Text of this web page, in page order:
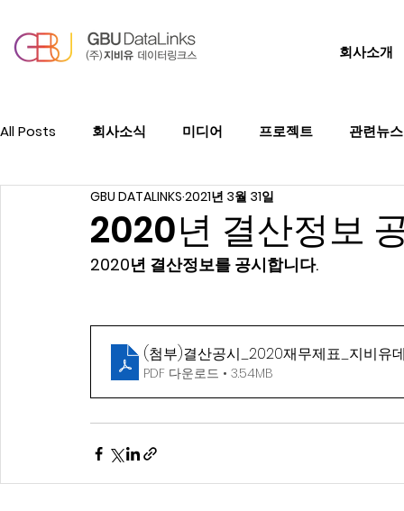
회사소개
All Posts 회사소식 미디어 프로젝트 관련뉴스
2020년 결산정보
GBU DATALINKS 2021년 3월 31일
2020년 결산정보를 공시합니다.
(첨부)결산공시_2020재무제표_지비유
PDF 다운로드 • 3.54MB